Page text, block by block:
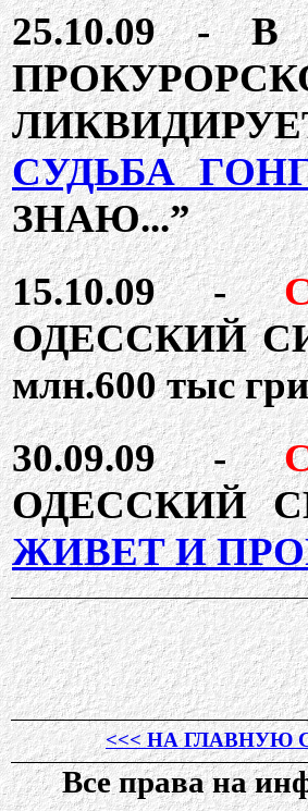
25.10.09 -В
СУДЬБА
ЗНАЮ...”
15.10.09 -
ОДЕССКИЙ
млн.600 тыс
30.09.09 -
ОДЕССКИЙ
ЖИВЕТ И
<<< НА ГЛАВНУЮ
Все права на